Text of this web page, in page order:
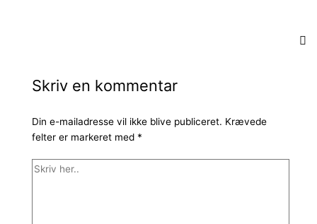
Skriv en kommentar
Din e-mailadresse vil ikke blive publiceret. Krævede
felter er markeret med *
Skriv